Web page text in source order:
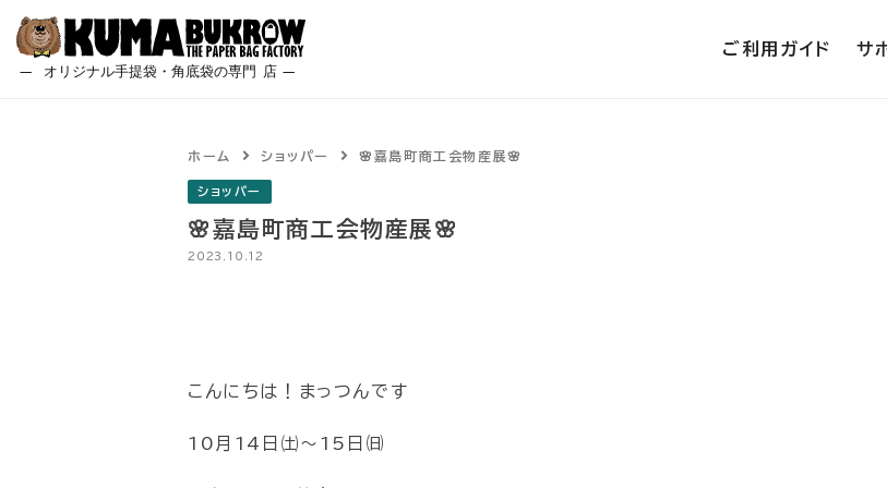
to
content
ご利用ガイド サ
ホーム ショッパー 🌸嘉島町商工会物産展🌸
ショッパー
🌸嘉島町商工会物産展🌸
2023.10.12
こんにちは！まっつんです
10月14日㈯～15日㈰